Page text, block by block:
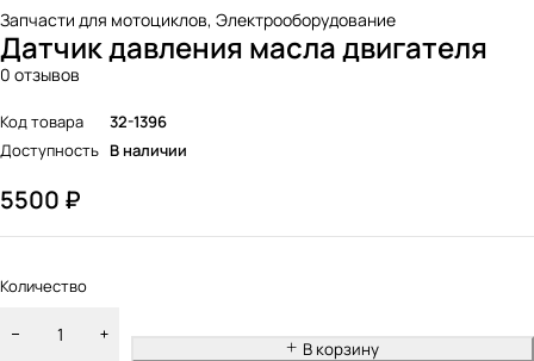
Запчасти для мотоциклов, Электрооборудование
Датчик давления масла двигателя
0 отзывов
Код товара
32-1396
Доступность В наличии
5500 ₽
Количество
В корзину